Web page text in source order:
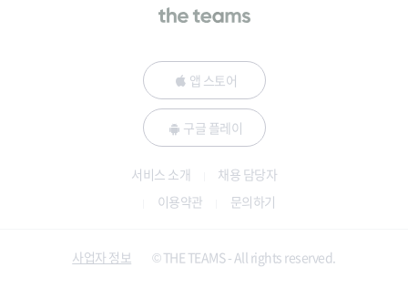
앱 스토어
구글 플레이
서비스 소개
채용 담당자
이용약관
문의하기
사업자 정보 © THE TEAMS - All rights reserved.